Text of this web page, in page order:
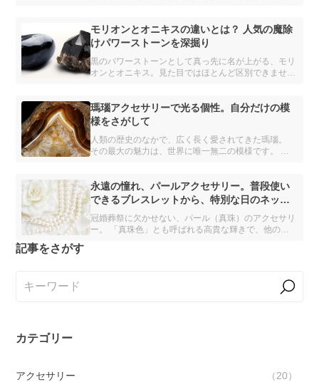
モリオンとオニキスの違いとは？ 人気の魔除
けパワーストーンを深掘り
黒のパワーストーンとして真っ先に名が上がる、モリ
オンとオニキス。見た目ではほとんど区別できません
レットには欠かせない存在です。
瑪瑙アクセサリーで光る個性。自分だけの模
様をさがして
人類の歴史のなかで、広く長く愛されてきた瑪瑙。
その最大の魅力は、世界に唯一無二の模様です。 本
永遠の憧れ、パールアクセサリー。普段使い
できるブレスレットから、特別な日のネック
レスまで
冠婚葬祭に欠かせない、パール（真珠）のアクセサリ
ー。 「真珠色」とも呼ばれる高貴な輝きで、他の何
記事をさがす
カテゴリー
アクセサリー 20